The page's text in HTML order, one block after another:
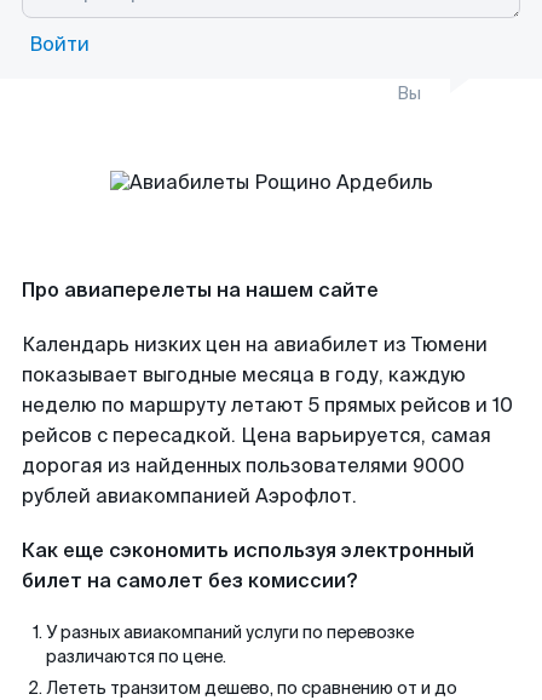
Войти
Вы
Про авиаперелеты на нашем сайте
Календарь низких цен на авиабилет из Тюмени
показывает выгодные месяца в году, каждую
неделю по маршруту летают 5 прямых рейсов и 10
рейсов с пересадкой. Цена варьируется, самая
дорогая из найденных пользователями 9000
рублей авиакомпанией Аэрофлот.
Как еще сэкономить используя электронный
билет на самолет без комиссии?
У разных авиакомпаний услуги по перевозке
различаются по цене.
Лететь транзитом дешево, по сравнению от и до